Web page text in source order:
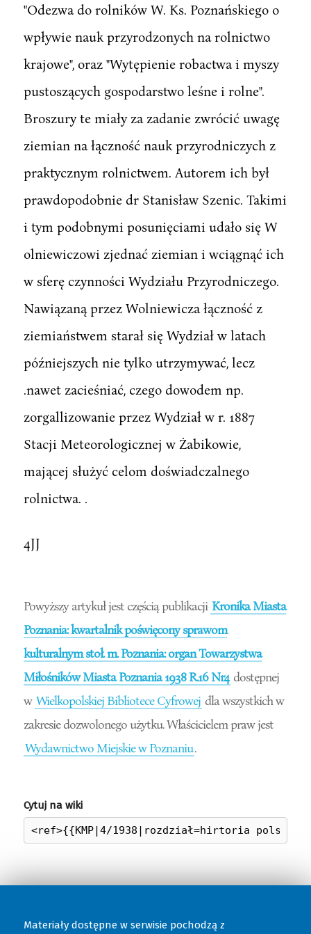
"Odezwa do rolników W. Ks. Poznańskiego o
wpływie nauk przyrodzonych na rolnictwo
krajowe", oraz "Wytępienie robactwa i myszy
pustoszących gospodarstwo leśne i rolne".
Broszury te miały za zadanie zwrócić uwagę
ziemian na łączność nauk przyrodniczych z
praktycznym rolnictwem. Autorem ich był
prawdopodobnie dr Stanisław Szenic. Takimi
i tym podobnymi posunięciami udało się W
olniewiczowi zjednać ziemian i wciągnąć ich
w sferę czynności Wydziału Przyrodniczego.
Nawiązaną przez Wolniewicza łączność z
ziemiaństwem starał się Wydział w latach
późniejszych nie tylko utrzymywać, lecz
.nawet zacieśniać, czego dowodem np.
zorgallizowanie przez Wydział w r. 1887
Stacji Meteorologicznej w Żabikowie,
mającej służyć celom doświadczalnego
rolnictwa. .
4JJ
Powyższy artykuł jest częścią publikacji Kronika Miasta
Poznania: kwartalnik poświęcony sprawom
kulturalnym stoł. m. Poznania: organ Towarzystwa
Miłośników Miasta Poznania 1938 R.16 Nr4 dostępnej
w Wielkopolskiej Bibliotece Cyfrowej dla wszystkich w
zakresie dozwolonego użytku. Właścicielem praw jest
Wydawnictwo Miejskie w Poznaniu.
Cytuj na wiki
Materiały dostępne w serwisie pochodzą z